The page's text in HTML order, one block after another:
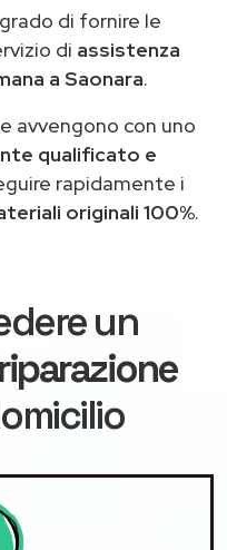
di fornire le
di assistenza
a Saonara.
avvengono con uno
qualificato e
rapidamente i
originali 100%.
un
riparazione